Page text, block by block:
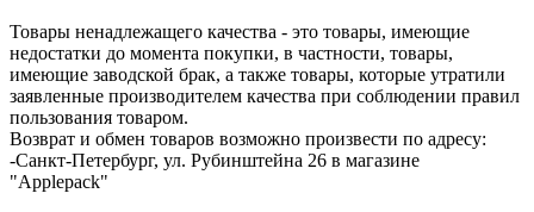
Товары ненадлежащего качества - это товары, имеющие
недостатки до момента покупки, в частности, товары,
имеющие заводской брак, а также товары, которые утратили
заявленные производителем качества при соблюдении правил
пользования товаром.
Возврат и обмен товаров возможно произвести по адресу:
-Санкт-Петербург, ул. Рубинштейна 26 в магазине
"Applepack"